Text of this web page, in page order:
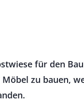
für den
zu bauen,